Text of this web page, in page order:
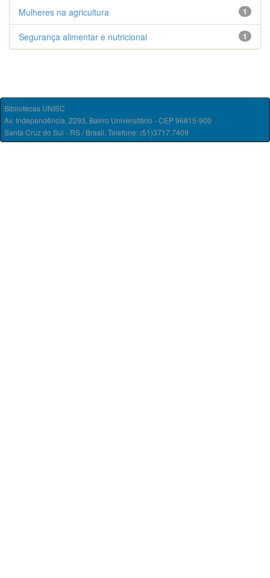
1
Mulheres na agricultura
1
Segurança alimentar e nutricional
Bibliotecas UNISC
Av. Independência, 2293, Bairro Universitário - CEP 96815-900
Santa Cruz do Sul - RS / Brasil. Telefone: (51)3717.7409